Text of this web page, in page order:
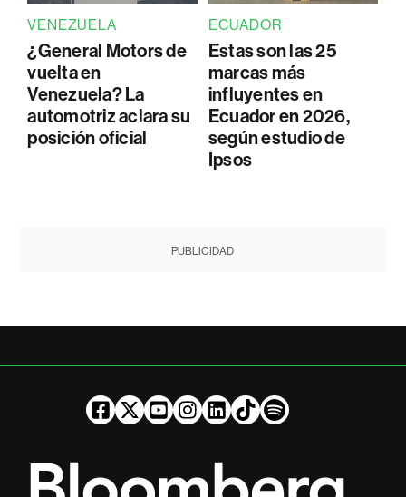
VENEZUELA
¿General Motors de
vuelta en
Venezuela? La
automotriz aclara su
posición oficial
ECUADOR
Estas son las 25
marcas más
influyentes en
Ecuador en 2026,
según estudio de
Ipsos
PUBLICIDAD